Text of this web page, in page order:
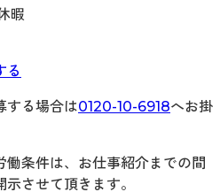
暇
る
する場合は0120-10-6918へお掛
条件は、お仕事紹介までの間
させて頂きます。